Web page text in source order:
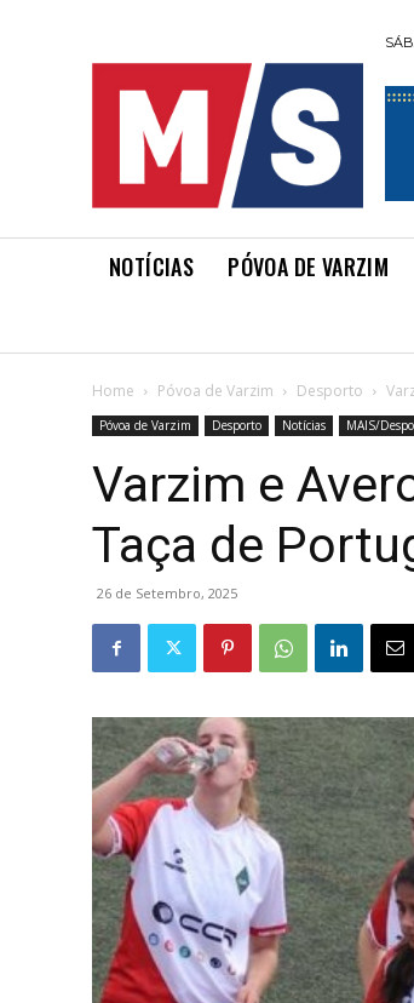
NOTÍCIAS PÓVOA DE VARZIM
Home Póvoa de Varzim Desporto
Póvoa de Varzim Desporto Notícias MAIS/
Varzim e
Taça de
26 de Setembro, 2025